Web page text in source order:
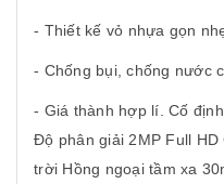
- Thiết kế vỏ nhựa gọn
- Chống bụi, chống nước
- Giá thành hợp lí. Cố
Độ phân giải 2MP Full
trời Hồng ngoại tầm xa